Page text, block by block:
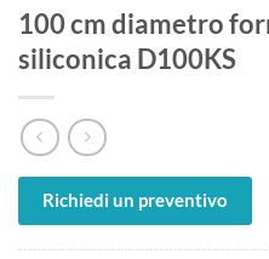
100 cm diametro
siliconica D100KS
Richiedi un preventivo